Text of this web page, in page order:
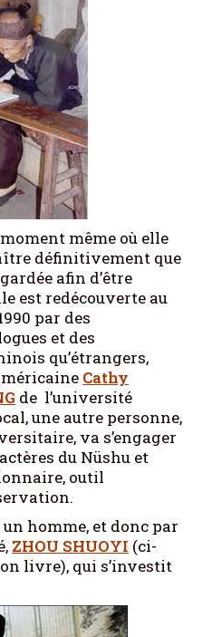
même où elle
définitivement que
afin d’être
est redécouverte au
par des
et des
qu’étrangers,
Cathy
de l’université
une autre personne,
va s’engager
du Nüshu et
outil
un homme, et donc par
ZHOU SHUOYI (ci-
livre), qui s’investit